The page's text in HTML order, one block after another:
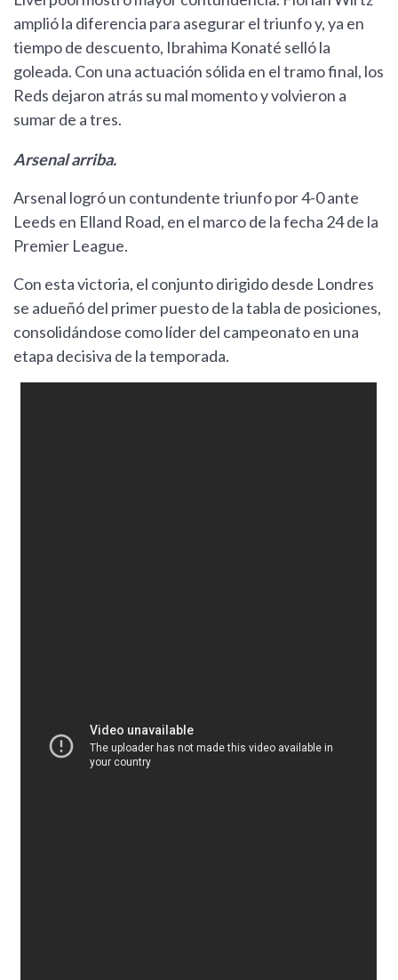
amplió la diferencia para asegurar el triunfo y, ya en
tiempo de descuento, Ibrahima Konaté selló la
goleada. Con una actuación sólida en el tramo final, los
Reds dejaron atrás su mal momento y volvieron a
sumar de a tres.
Arsenal arriba.
Arsenal logró un contundente triunfo por 4-0 ante
Leeds en Elland Road, en el marco de la fecha 24 de la
Premier League.
Con esta victoria, el conjunto dirigido desde Londres
se adueñó del primer puesto de la tabla de posiciones,
consolidándose como líder del campeonato en una
etapa decisiva de la temporada.